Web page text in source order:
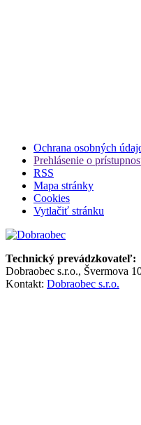
Ochrana osobných
Prehlásenie o
RSS
Mapa stránky
Cookies
Vytlačiť stránku
Technický prevádzkovateľ:
Dobraobec s.r.o., Švermova
Kontakt: Dobraobec s.r.o.